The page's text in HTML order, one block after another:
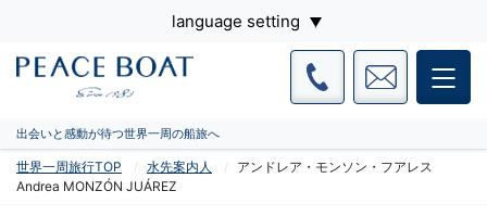
language setting
出会いと感動が待つ世界一周の船旅へ
世界一周旅行TOP 水先案内人
アンドレア・モンソン・フアレス
Andrea MONZÓN JUÁREZ